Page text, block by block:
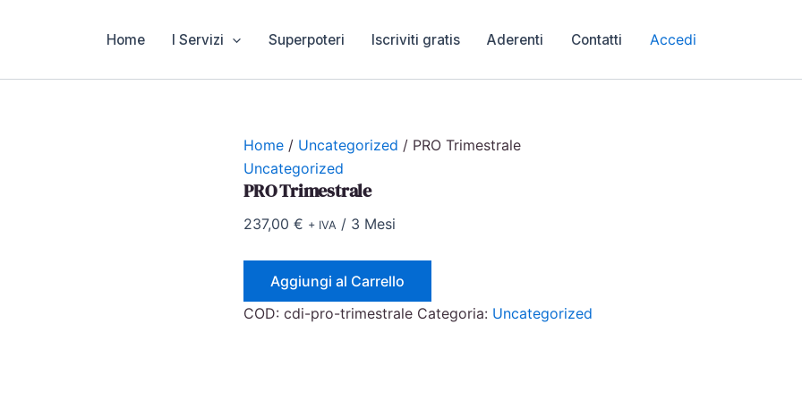
Home I Servizi Superpoteri Iscriviti gratis Aderenti Contatti Accedi
Home / Uncategorized / PRO Trimestrale
Uncategorized
PRO Trimestrale
237,00 € + IVA / 3 Mesi
Trimestrale
quantità
Aggiungi al Carrello
COD: cdi-pro-trimestrale Categoria: Uncategorized